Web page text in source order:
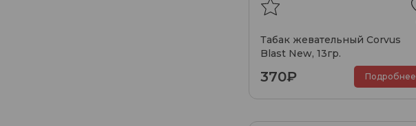
Табак жевательный Corvus
Blast New, 13гр.
370₽ Подробнее